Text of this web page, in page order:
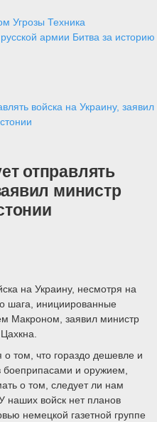
Угрозы Техника
армии Битва за историю
войска на Украину, заявил
отправлять
министр
на Украину, несмотря на
шага, инициированные
Макроном, заявил министр
том, что гораздо дешевле и
боеприпасами и оружием,
о том, следует ли нам
наших войск нет планов
немецкой газетной группе